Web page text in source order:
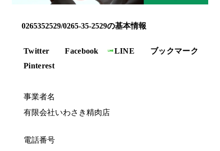
0265352529/0265-35-2529の基本情報
Twitter Facebook LINE
ブックマーク
Pinterest
事業者名
有限会社いわさき精肉店
電話番号